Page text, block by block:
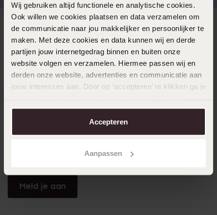
Wij gebruiken altijd functionele en analytische cookies.
Ook willen we cookies plaatsen en data verzamelen om
de communicatie naar jou makkelijker en persoonlijker te
maken. Met deze cookies en data kunnen wij en derde
partijen jouw internetgedrag binnen en buiten onze
website volgen en verzamelen. Hiermee passen wij en
derden onze website, advertenties en communicatie aan
jouw interesses aan. Door op ‘accepteren’ te klikken ga je
aanpassen. Lees er meer over in onscookiebeleid.
Accepteren
Aanpassen
Direct naar
Over Lucardi
Meld je aan